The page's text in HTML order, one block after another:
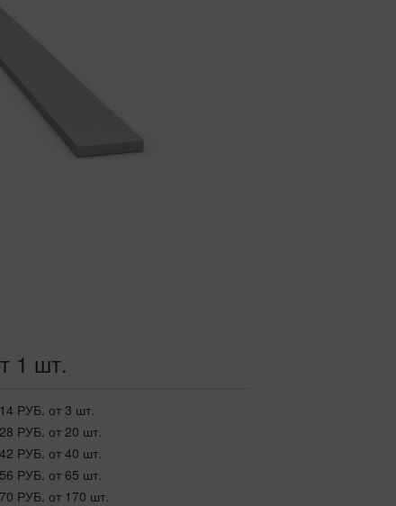
1 шт.
РУБ. от 3 шт.
РУБ. от 20 шт.
РУБ. от 40 шт.
РУБ. от 65 шт.
РУБ. от 170 шт.